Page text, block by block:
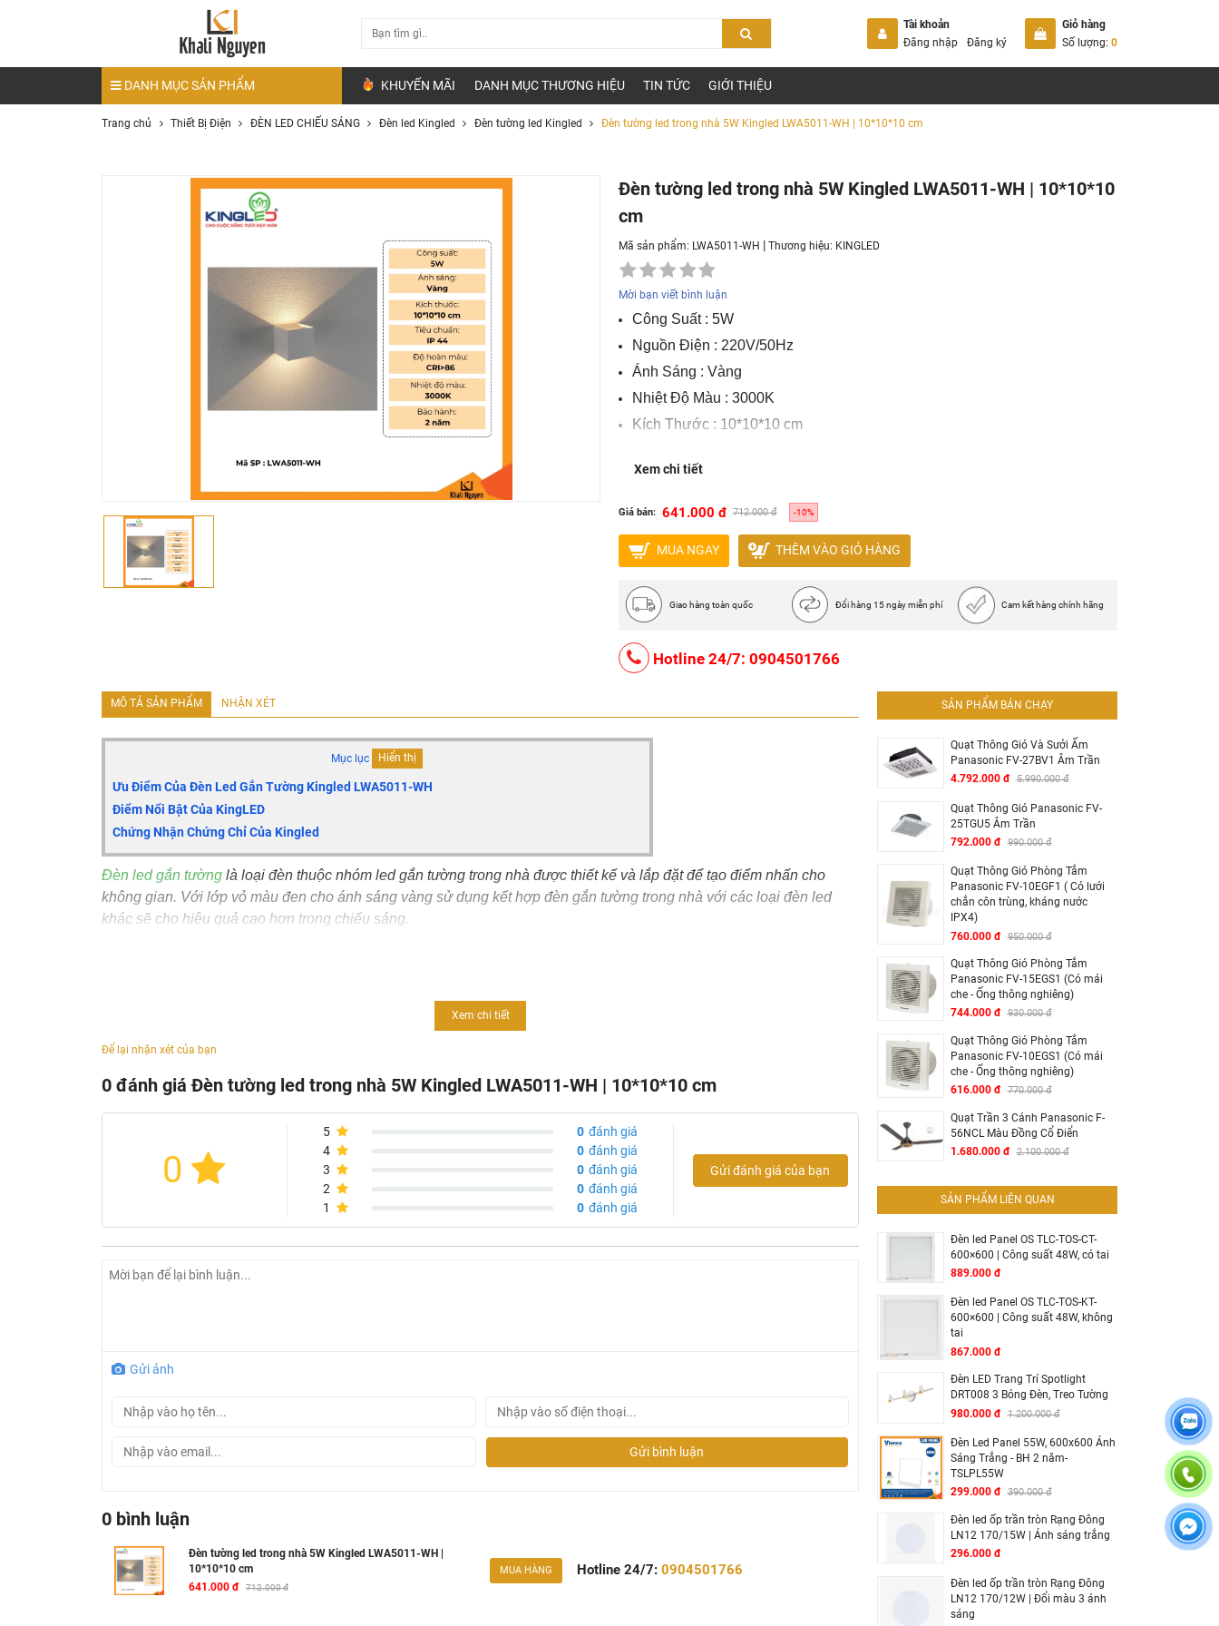
Tài khoản
Đăng nhập
Đăng ký
Giỏ hàng
Số lượng: 0
DANH MỤC SẢN PHẨM KHUYẾN MÃI DANH MỤC THƯƠNG HIỆU TIN TỨC GIỚI THIỆU
Trang chủ Thiết Bị Điện ĐÈN LED CHIẾU SÁNG Đèn led Kingled Đèn tường led Kingled Đèn tường led trong nhà 5W Kingled LWA5011-WH | 10*10*10 cm
Đèn tường led trong nhà 5W Kingled LWA5011-WH | 10*10*10
cm
Mã sản phẩm: LWA5011-WH |Thương hiệu: KINGLED
Mời bạn viết bình luận
Công Suất: 5W
Nguồn Điện : 220V/50Hz
Ánh Sáng : Vàng
Nhiệt Độ Màu : 3000K
Kích Thước : 10*10*10 cm
Chất Liệu: Nhôm cao cấp
Bảo Hành: 24 Tháng
Xem chi tiết
Giá bán: 641.000 đ 712.000 đ -10%
MUA NGAY THÊM VÀO GIỎ HÀNG
Giao hàng toàn quốc Đổi hàng 15 ngày miễn phí Cam kết hàng chính hãng
Hotline 24/7: 0904501766
MÔ TẢ SẢN PHẨM NHẬN XÉT
Mục lục Hiển thị
Ưu Điểm Của Đèn Led Gắn Tường Kingled LWA5011-WH
Điểm Nổi Bật Của KingLED
Chứng Nhận Chứng Chỉ Của Kingled
Đèn led gắn tường là loại đèn thuộc nhóm led gắn tường trong nhà được thiết kế và lắp đặt để tạo điểm nhấn cho
không gian. Với lớp vỏ màu đen cho ánh sáng vàng sử dụng kết hợp đèn gắn tường trong nhà với các loại đèn led
khác sẽ cho hiệu quả cao hơn trong chiếu sáng.
khác nhau từ nhà mái thái cho đến biệt thự, Villa, khách sạn...
Do sử dụng Chip led cao cấp có tuổi thọ cao nên đèn gắn tường thích hợp để tạo điểm nhấn cho không gian.
Đèn gắn tường có nhiệt độ màu 3000K cho ánh sáng màu vàng tự nhiên, trung thực, sắc nét.
Đèn được cấu tạo từ hợp kim nhôm cao cấp và phủ một lớp sơn tĩnh điện chống ăn mòn, chống Oxy hóa. Thiết kế
Đèn gắn tường với thiết kế tinh gọn, tiện dụng giúp dễ dàng lắp đặt và thay thế trong mọi không gian.
Xem chi tiết
Để lại nhận xét của bạn
0 đánh giá Đèn tường led trong nhà 5W Kingled LWA5011-WH | 10*10*10 cm
0
5 0 đánh giá
4
0 đánh giá
3
0 đánh giá
2
0 đánh giá
1
0 đánh giá
Gửi đánh giá của bạn
Gửi ảnh
Gửi bình luận
0 bình luận
Đèn tường led trong nhà 5W Kingled LWA5011-WH |
10*10*10 cm
641.000 đ
712.000 đ
MUA HÀNG Hotline 24/7:0904501766
SẢN PHẨM BÁN CHẠY
Quạt Thông Gió Và Sưởi Ấm
Panasonic FV-27BV1 Âm Trần
4.792.000 đ 5.990.000 đ
Quạt Thông Gió Panasonic FV-
25TGU5 Âm Trần
792.000 đ 990.000 đ
Quạt Thông Gió Phòng Tắm
Panasonic FV-10EGF1 ( Có lưới
chắn côn trùng, kháng nước
IPX4)
760.000 đ 950.000 đ
Quạt Thông Gió Phòng Tắm
Panasonic FV-15EGS1 (Có mái
che - Ống thông nghiêng)
744.000 đ 930.000 đ
Quạt Thông Gió Phòng Tắm
Panasonic FV-10EGS1 (Có mái
che - Ống thông nghiêng)
616.000 đ 770.000 đ
Quạt Trần 3 Cánh Panasonic F-
56NCL Màu Đồng Cổ Điển
1.680.000 đ 2.100.000 đ
SẢN PHẨM LIÊN QUAN
Đèn led Panel OS TLC-TOS-CT-
600×600 | Công suất 48W, có tai
889.000 đ
Đèn led Panel OS TLC-TOS-KT-
600×600 | Công suất 48W, không
tai
867.000 đ
Đèn LED Trang Trí Spotlight
DRT008 3 Bóng Đèn, Treo Tường
980.000 đ 1.200.000 đ
Đèn Led Panel 55W, 600x600 Ánh
Sáng Trắng - BH 2 năm-
TSLPL55W
299.000 đ 390.000 đ
Đèn led ốp trần tròn Rạng Đông
LN12 170/15W | Ánh sáng trắng
296.000 đ
Đèn led ốp trần tròn Rạng Đông
LN12 170/12W | Đổi màu 3 ánh
sáng